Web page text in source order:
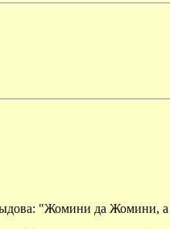
"Жомини да Жомини, а